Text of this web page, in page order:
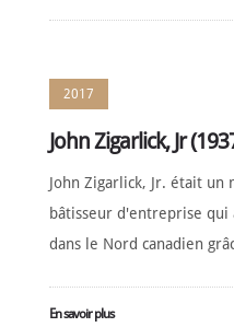
NOUVELLES
SOUTIEN
Français
2017
John Zigarlick, Jr
John Zigarlick, Jr. était
bâtisseur d'entreprise qui
dans le Nord canadien
En savoir plus